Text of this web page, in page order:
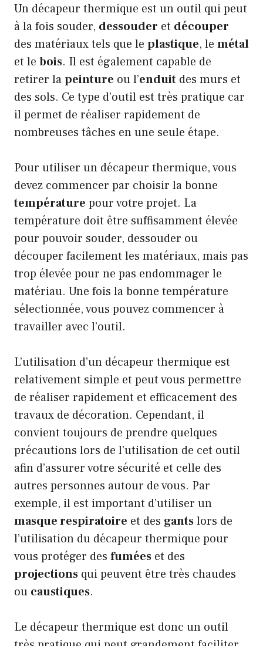
Un décapeur thermique est un outil qui peut
à la fois souder, dessouder et découper
des matériaux tels que le plastique, le métal
et le bois. Il est également capable de
retirer lapeinture ou l’enduit des murs et
des sols. Ce type d’outil est très pratique car
il permet de réaliser rapidement de
nombreuses tâches en une seule étape.
Pour utiliser un décapeur thermique, vous
devez commencer par choisir la bonne
température pour votre projet. La
température doit être suffisamment élevée
pour pouvoir souder, dessouder ou
découper facilement les matériaux, mais pas
trop élevée pour ne pas endommager le
matériau. Une fois la bonne température
sélectionnée, vous pouvez commencer à
travailler avec l’outil.
L’utilisation d’un décapeur thermique est
relativement simple et peut vous permettre
de réaliser rapidement et efficacement des
travaux de décoration. Cependant, il
convient toujours de prendre quelques
précautions lors de l’utilisation de cet outil
afin d’assurer votre sécurité et celle des
autres personnes autour de vous. Par
exemple, il est important d’utiliser un
masque respiratoire et des gantslors de
l’utilisation du décapeur thermique pour
vous protéger des fumées et des
projections qui peuvent être très chaudes
ou caustiques.
Le décapeur thermique est donc un outil